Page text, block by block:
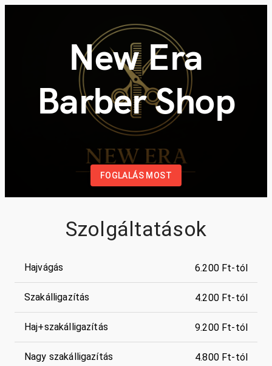
New Era
Barber Shop
FOGLALÁS MOST
Szolgáltatások
Hajvágás 6.200 Ft-tól
Szakálligazítás 4.200 Ft-tól
Haj+szakálligazítás 9.200 Ft-tól
Nagy szakálligazítás 4.800 Ft-tól